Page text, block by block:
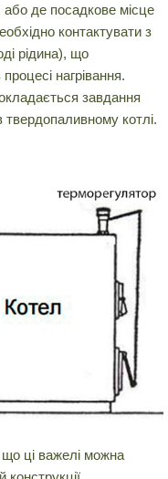
або де посадкове місце
контактувати з
рідина), що
нагрівання.
завдання
котлі.
ці важелі можна